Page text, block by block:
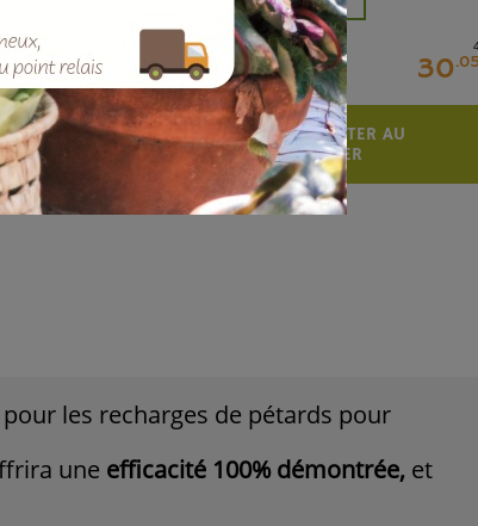
30
AJOUTER AU
PANIER
les recharges de pétards pour
une efficacité 100% démontrée, et